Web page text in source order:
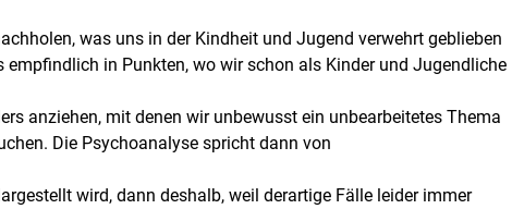
was uns in der Kindheit und Jugend verwehrt geblieben
empfindlich in Punkten, wo wir schon als Kinder und Jugendliche
anziehen, mit denen wir unbewusst ein unbearbeitetes Thema
Die Psychoanalyse spricht dann von
wird, dann deshalb, weil derartige Fälle leider immer